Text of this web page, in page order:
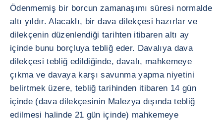
Ödenmemiş bir borcun zamanaşımı süresi normalde
altı yıldır. Alacaklı, bir dava dilekçesi hazırlar ve
dilekçenin düzenlendiği tarihten itibaren altı ay
içinde bunu borçluya tebliğ eder. Davalıya dava
dilekçesi tebliğ edildiğinde, davalı, mahkemeye
çıkma ve davaya karşı savunma yapma niyetini
belirtmek üzere, tebliğ tarihinden itibaren 14 gün
içinde (dava dilekçesinin Malezya dışında tebliğ
edilmesi halinde 21 gün içinde) mahkemeye